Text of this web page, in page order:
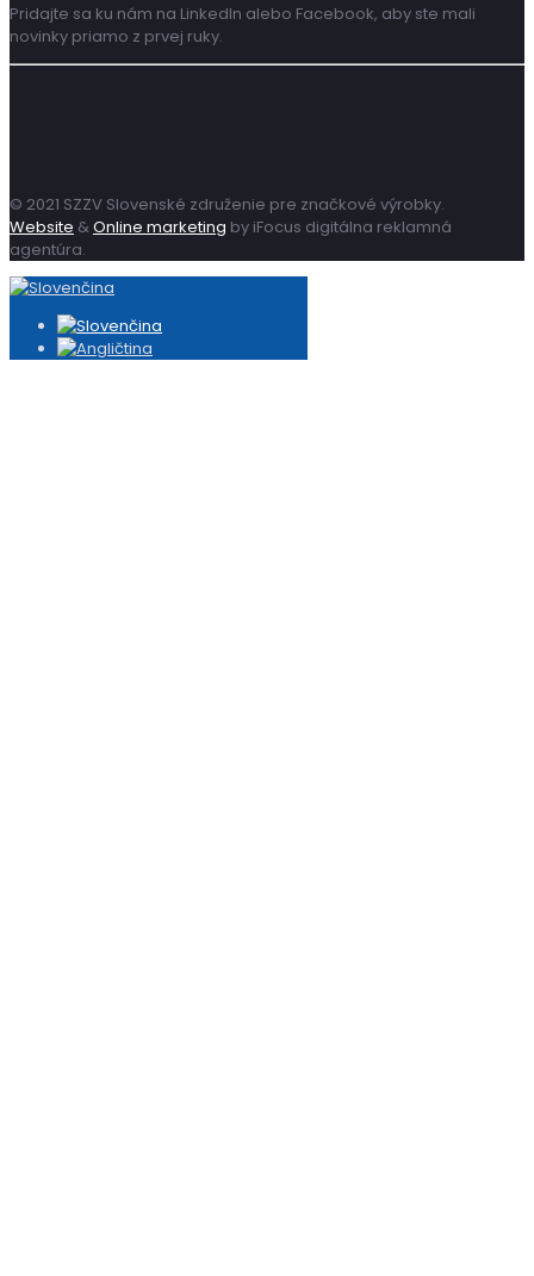
Pridajte sa ku nám na LinkedIn alebo Facebook, aby ste mali
novinky priamo z prvej ruky.
© 2021 SZZV Slovenské združenie pre značkové výrobky.
Website &Online marketing by iFocus digitálna reklamná
agentúra.